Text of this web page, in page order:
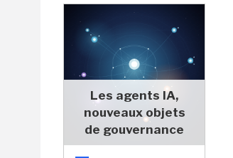
Les agents IA,
nouveaux objets
de gouvernance